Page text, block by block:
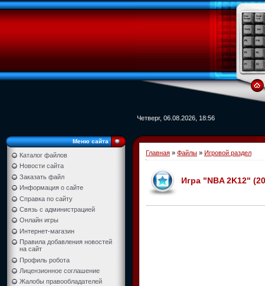
Четверг, 06.08.2026, 18:56
Меню сайта
Каталог файлов
Новости сайта
Заказать файл
Информация о сайте
Справка по сайту
Связь с администрацией
Онлайн игры
Интернет-магазин
Правила добавления новостей
на сайт
Профиль робота
Лицензионное соглашение
Жалобы правообладателей
Главная » Файлы » Игровой раздел
Игра "NBA 2K12"